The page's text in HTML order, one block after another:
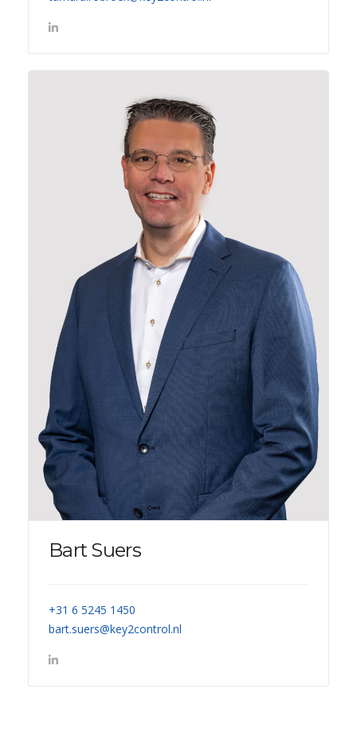
Bart Suers
+31 6 5245 1450
bart.suers@key2control.nl